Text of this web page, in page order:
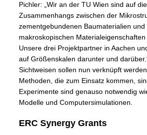
Pichler: „Wir an der TU Wien sind auf
Zusammenhangs zwischen der
zementgebundenen Baumaterialien und
makroskopischen
Unsere drei Projektpartner in Aachen
auf Größenskalen darunter und
Sichtweisen sollen nun verknüpft
Methoden, die zum Einsatz kommen,
Experimente sind genauso notwendig
Modelle und Computersimulationen.
ERC Synergy Grants